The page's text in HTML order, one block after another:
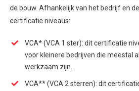
de bouw. Afhankelijk van het bedrijf en
certificatie niveaus:
VCA* (VCA 1 ster): dit certificatie
voor kleinere bedrijven die meestal
werkzaam zijn.
VCA** (VCA 2 sterren): dit